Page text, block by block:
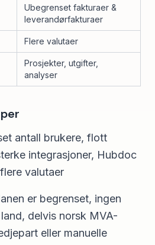
Ubegrenset fakturaer &
leverandørfakturaer
Flere valutaer
Prosjekter, utgifter,
analyser
antall brukere, flott
integrasjoner, Hubdoc
valutaer
er begrenset, ingen
delvis norsk MVA-
eller manuelle